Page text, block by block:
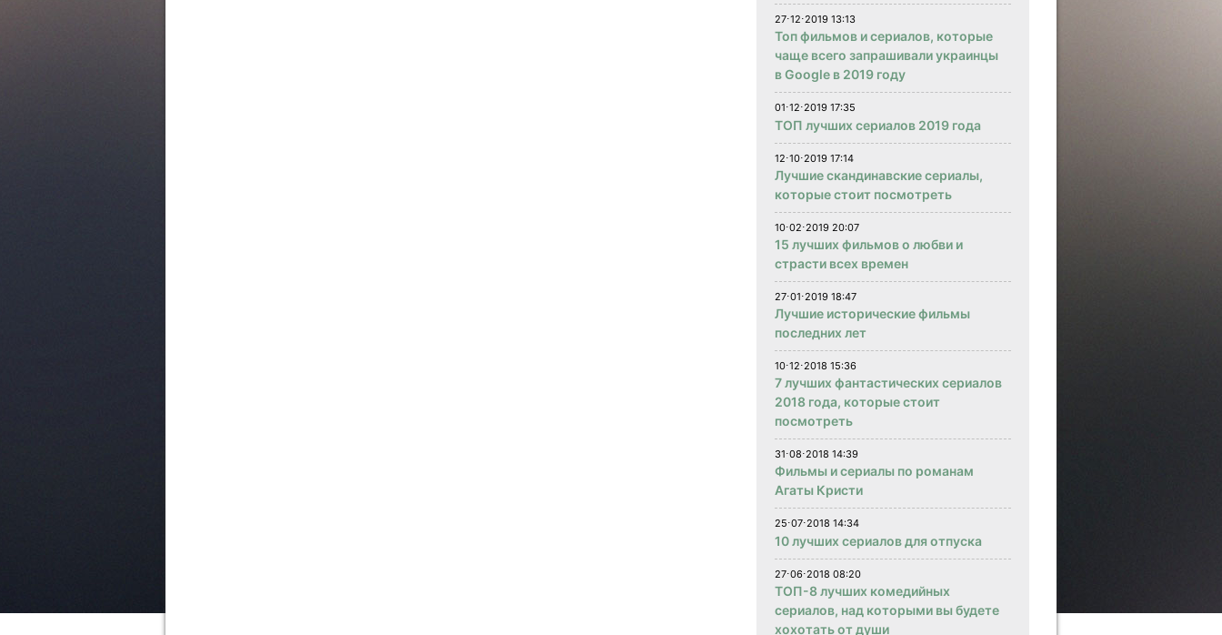
27⋅12⋅2019 13:13
Топ фильмов и сериалов, которые
чаще всего запрашивали украинцы
в Google в 2019 году
01⋅12⋅2019 17:35
ТОП лучших сериалов 2019 года
12⋅10⋅2019 17:14
Лучшие скандинавские сериалы,
которые стоит посмотреть
10⋅02⋅2019 20:07
15 лучших фильмов о любви и
страсти всех времен
27⋅01⋅2019 18:47
Лучшие исторические фильмы
последних лет
10⋅12⋅2018 15:36
7 лучших фантастических сериалов
2018 года, которые стоит
посмотреть
31⋅08⋅2018 14:39
Фильмы и сериалы по романам
Агаты Кристи
25⋅07⋅2018 14:34
10 лучших сериалов для отпуска
27⋅06⋅2018 08:20
ТОП-8 лучших комедийных
сериалов, над которыми вы будете
хохотать от души